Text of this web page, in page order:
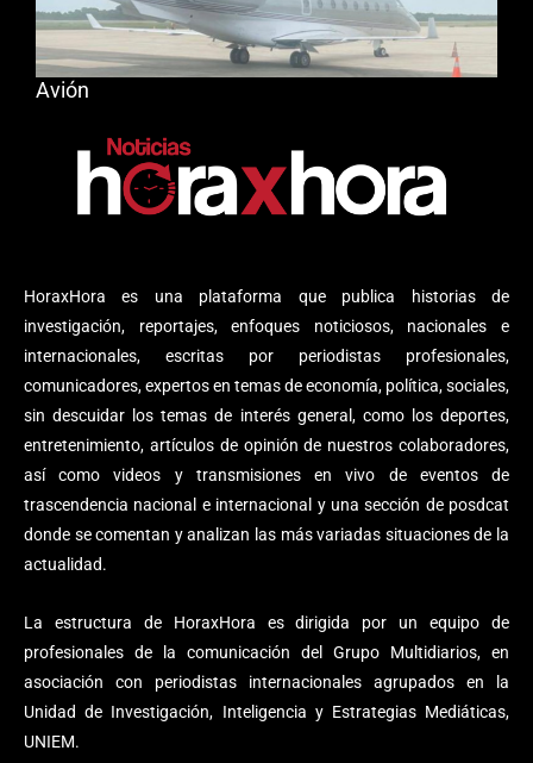
HoraxHora es una plataforma que publica historias de
investigación, reportajes, enfoques noticiosos, nacionales e
internacionales, escritas por periodistas profesionales,
comunicadores, expertos en temas de economía, política, sociales,
sin descuidar los temas de interés general, como los deportes,
entretenimiento, artículos de opinión de nuestros colaboradores,
así como videos y transmisiones en vivo de eventos de
trascendencia nacional e internacional y una sección de posdcat
donde se comentan y analizan las más variadas situaciones de la
actualidad.
La estructura de HoraxHora es dirigida por un equipo de
profesionales de la comunicación del Grupo Multidiarios, en
asociación con periodistas internacionales agrupados en la
Unidad de Investigación, Inteligencia y Estrategias Mediáticas,
UNIEM.
Avión